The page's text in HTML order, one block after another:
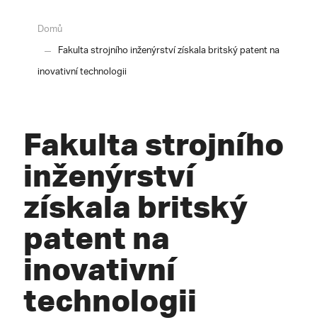
Domů
Fakulta strojního inženýrství získala britský patent na
inovativní technologii
Fakulta strojního
inženýrství
získala britský
patent na
inovativní
technologii